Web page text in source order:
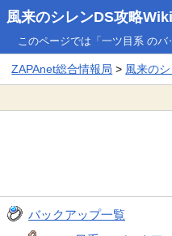
風来のシレンDS攻略Wiki
このページでは「一ツ目系 のバ
ZAPAnet総合情報局 > 風来の
バックアップ一覧